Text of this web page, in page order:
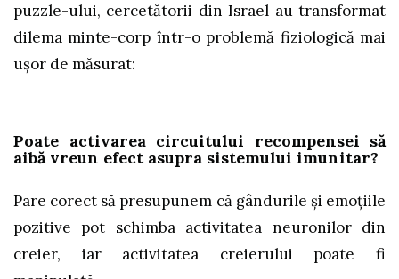
puzzle-ului, cercetătorii din Israel au transformat
dilema minte-corp într-o problemă fiziologică mai
ușor de măsurat:
Poate activarea circuitului recompensei să
aibă vreun efect asupra sistemului imunitar?
Pare corect să presupunem că gândurile și emoțiile
pozitive pot schimba activitatea neuronilor din
creier, iar activitatea creierului poate fi